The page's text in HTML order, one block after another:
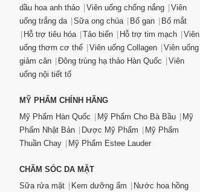
dầu hoa anh thảo
Viên uống chống nắng
Viên
uống trắng da
Sữa ong chúa Bổ gan
Bổ mắt
Hỗ trợ tiêu hóa
Tảo biển Hỗ trợ tim mạch
Viên
uống thơm cơ thể
Viên uống Collagen
Viên uống
giảm cân
Đông trùng hạ thảo Hàn Quốc
Viên
uống nội tiết tố
MỸ PHẨM CHÍNH HÃNG
Mỹ Phẩm Hàn Quốc
Mỹ Phẩm Cho Bà Bầu
Mỹ
Phẩm Nhật Bản
Dược Mỹ Phẩm
Mỹ Phẩm
Thuần Chay
Mỹ Phẩm Estee Lauder
CHĂM SÓC DA MẶT
Sữa rửa mặt
Kem dưỡng ẩm
Nước hoa hồng